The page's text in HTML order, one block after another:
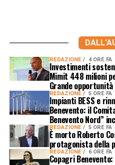
REDAZIONE 4 ORE FA
Investimenti
Mimit 448 milioni
Grande
REDAZIONE 5 ORE FA
Impianti BESS e
Benevento: il
Benevento Nord”
REDAZIONE 5 ORE FA
È morto Roberto
protagonista della
REDAZIONE 6 ORE FA
Copagri